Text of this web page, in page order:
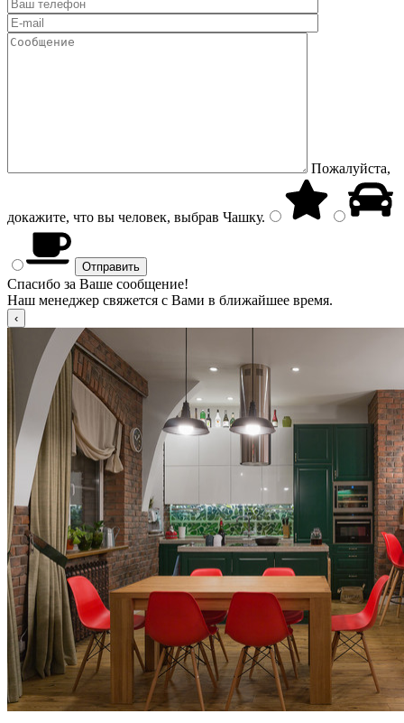
Пожалуйста,
докажите, что вы человек, выбрав Чашку.
Спасибо за Ваше сообщение!
Наш менеджер свяжется с Вами в ближайшее время.